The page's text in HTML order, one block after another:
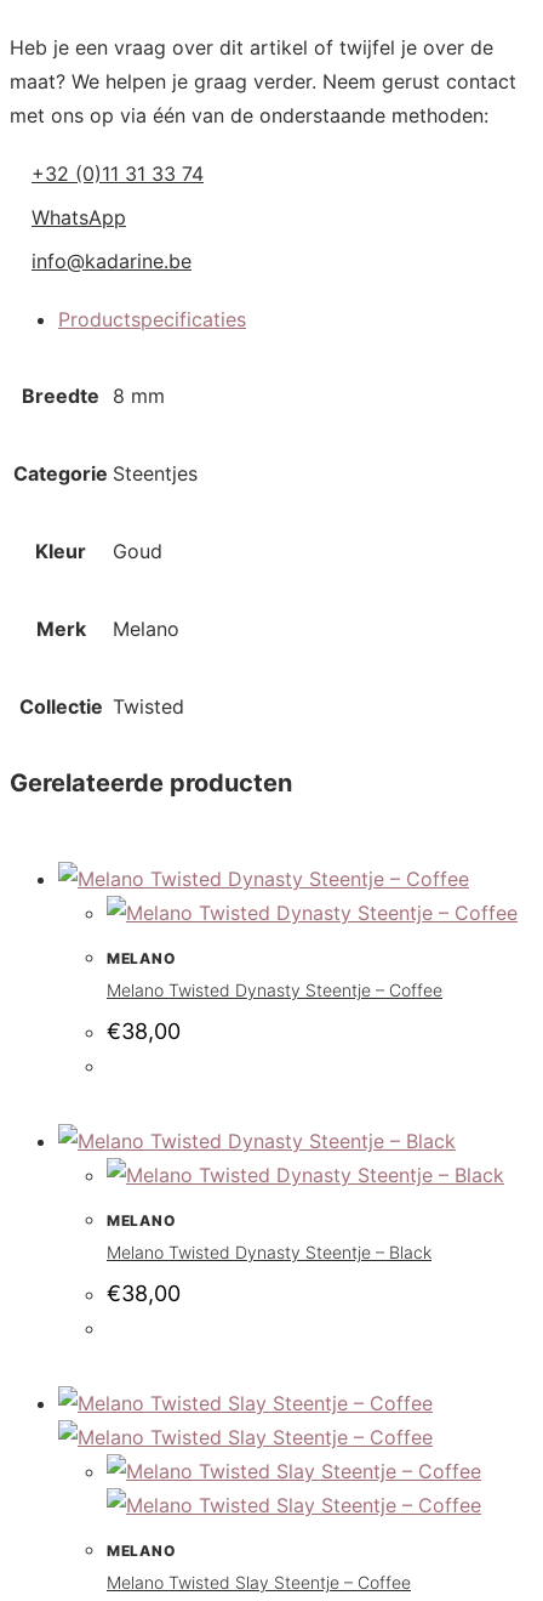
Heb je een vraag over dit artikel of twijfel je over de
maat? We helpen je graag verder. Neem gerust contact
met ons op via één van de onderstaande methoden:
+32 (0)11 31 33 74
WhatsApp
info@kadarine.be
Productspecificaties
Breedte 8 mm
Categorie Steentjes
Kleur Goud
Merk Melano
Collectie Twisted
Gerelateerde producten
MELANO
Melano Twisted Dynasty Steentje – Coffee
€38,00
MELANO
Melano Twisted Dynasty Steentje – Black
€38,00
MELANO
Melano Twisted Slay Steentje – Coffee